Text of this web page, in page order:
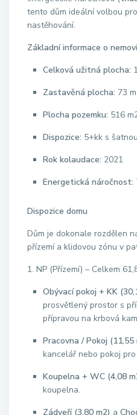
tento dům ideální volbou
nastěhování.
Základní informace o
Celková užitná plocha:
Zastavěná plocha: 73
Plocha pozemku: 516
Dispozice: 5+kk s
Rok kolaudace: 2021
Energetická náročnost:
Dispozice domu
Dům je dokonale rozdělen
přízemí a klidovou zónu v
1. NP (Přízemí) – Celkem
Obývací pokoj + KK
prosvětlený prostor s
přípravou na krbová
Pracovna / Pokoj (11,55
kancelář nebo pokoj
Koupelna + WC (4,08
koupelna.
Zádveří (3,80 m2) a